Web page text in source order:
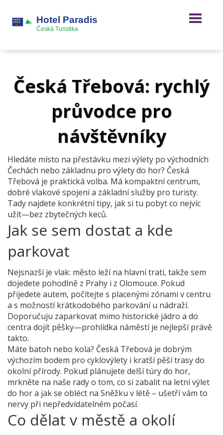
Česká Třebová: rychlý
průvodce pro
návštěvníky
Hledáte místo na přestávku mezi výlety po východních
Čechách nebo základnu pro výlety do hor? Česká
Třebová je praktická volba. Má kompaktní centrum,
dobré vlakové spojení a základní služby pro turisty.
Tady najdete konkrétní tipy, jak si tu pobyt co nejvíc
užít—bez zbytečných keců.
Jak se sem dostat a kde
parkovat
Nejsnazší je vlak: město leží na hlavní trati, takže sem
dojedete pohodlně z Prahy i z Olomouce. Pokud
přijedete autem, počítejte s placenými zónami v centru
a s možností krátkodobého parkování u nádraží.
Doporučuju zaparkovat mimo historické jádro a do
centra dojít pěšky—prohlídka náměstí je nejlepší právě
takto.
Máte batoh nebo kola? Česká Třebová je dobrým
výchozím bodem pro cyklovýlety i kratší pěší trasy do
okolní přírody. Pokud plánujete delší túry do hor,
mrkněte na naše rady o tom, co si zabalit na letní výlet
do hor a jak se obléct na Sněžku v létě – ušetří vám to
nervy při nepředvídatelném počasí.
Co dělat v městě a okolí